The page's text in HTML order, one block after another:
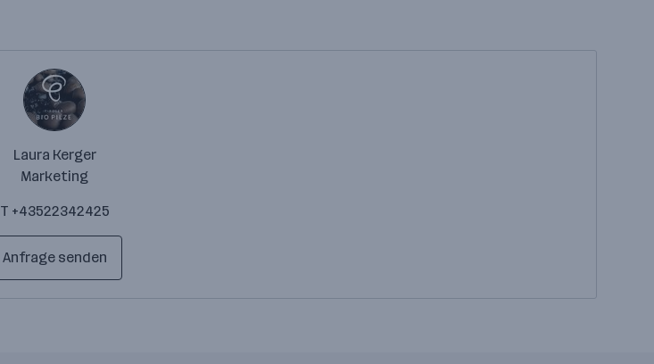
Laura Kerger
Marketing
T +43522342425
Anfrage senden